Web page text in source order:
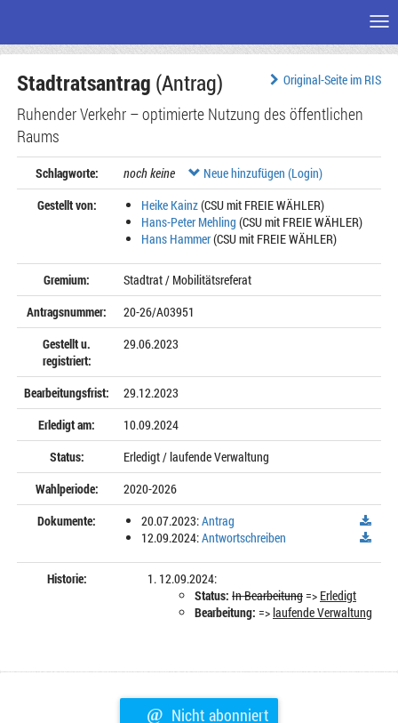
Seiteninhalt
Original-Seite im RIS
Stadtratsantrag (Antrag)
Ruhender Verkehr – optimierte Nutzung des öffentlichen
Raums
Schlagworte: noch keine
Neue hinzufügen (Login)
Gestellt von:
Heike Kainz(CSU mit FREIE WÄHLER)
Hans-Peter Mehling (CSU mit FREIE WÄHLER)
Hans Hammer(CSU mit FREIE WÄHLER)
Gremium:
Stadtrat / Mobilitätsreferat
Antragsnummer:
20-26/A03951
Gestellt u.
registriert:
29.06.2023
Bearbeitungsfrist:
29.12.2023
Erledigt am:
10.09.2024
Status:
Erledigt / laufende Verwaltung
Wahlperiode:
2020-2026
Dokumente:
20.07.2023:Antrag
12.09.2024:Antwortschreiben
Historie:
12.09.2024:
Status: In Bearbeitung=> Erledigt
Bearbeitung: =>laufende Verwaltung
@ Nicht abonniert